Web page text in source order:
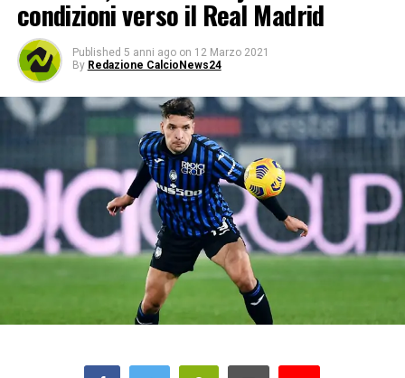
condizioni verso il Real Madrid
Published 5 anni ago on 12 Marzo 2021
By Redazione CalcioNews24